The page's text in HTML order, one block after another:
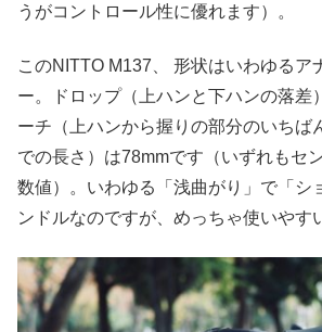
うがコントロール性に優れます）。
このNITTO M137、 形状はいわゆるア
ー。ドロップ（上ハンと下ハンの落差
ーチ（上ハンから握りの部分のいちば
での長さ）は78mmです（いずれもセ
数値）。いわゆる「浅曲がり」で「シ
ンドルなのですが、めっちゃ使いやす